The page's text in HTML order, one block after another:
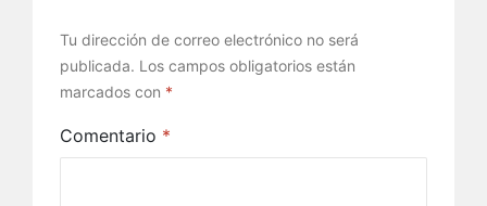
Tu dirección de correo electrónico no será
publicada. Los campos obligatorios están
marcados con *
Comentario *